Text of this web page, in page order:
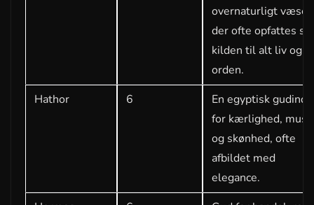
overnaturligt
der ofte opfattes
kilden til alt liv og
orden.
Hathor
6
En egyptisk gudinde
for kærlighed,
og skønhed, ofte
afbildet med
elegance.